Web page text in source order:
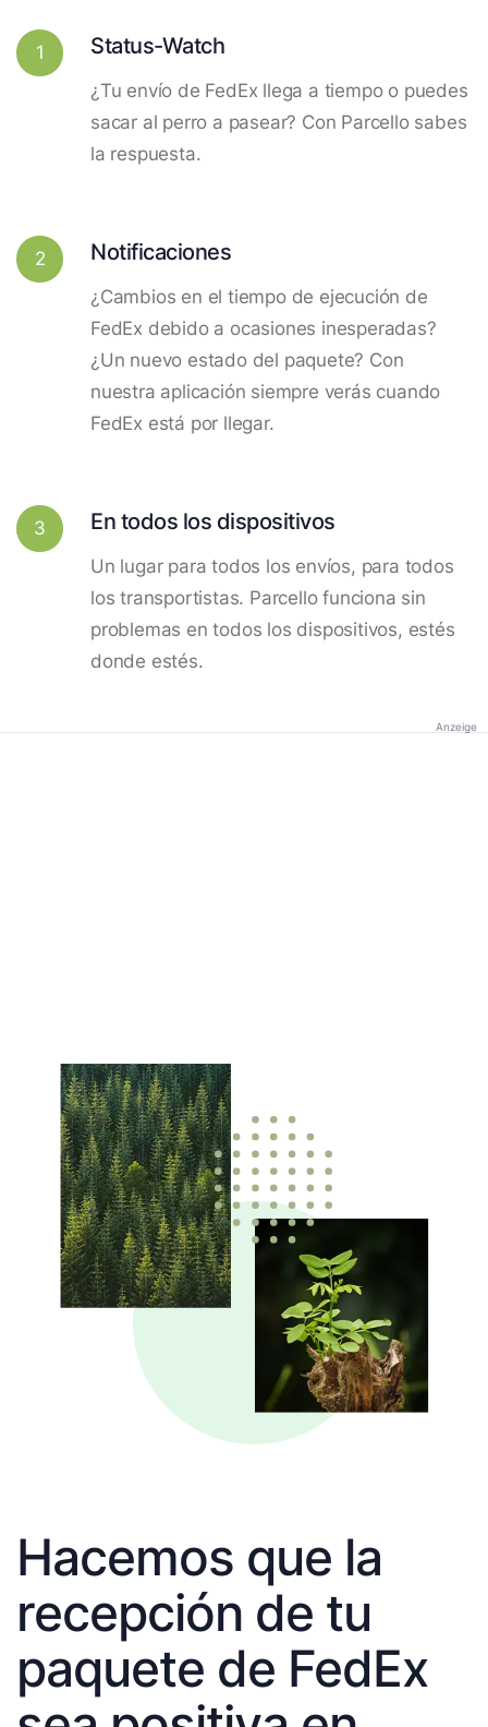
1 Status-Watch
¿Tu envío de FedEx llega a tiempo o puedes
sacar al perro a pasear? Con Parcello sabes
la respuesta.
2 Notificaciones
¿Cambios en el tiempo de ejecución de
FedEx debido a ocasiones inesperadas?
¿Un nuevo estado del paquete? Con
nuestra aplicación siempre verás cuando
FedEx está por llegar.
3 En todos los dispositivos
Un lugar para todos los envíos, para todos
los transportistas. Parcello funciona sin
problemas en todos los dispositivos, estés
donde estés.
Anzeige
Hacemos que la
recepción de tu
paquete de FedEx